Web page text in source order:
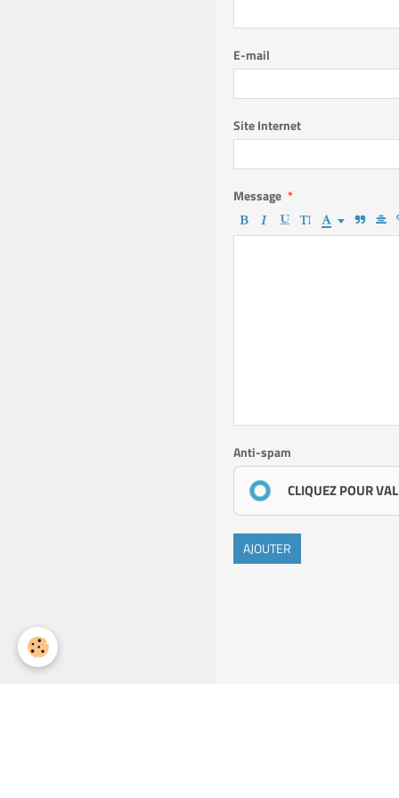
E-mail
Site Internet
Message
Anti-spam
CLIQUEZ POUR
AJOUTER